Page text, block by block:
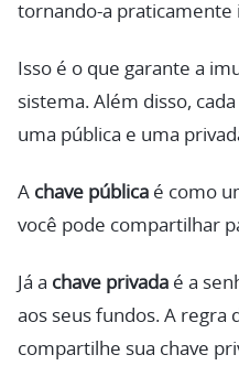
tornando-a praticamente
Isso é o que garante a
sistema. Além disso,
uma pública e uma
A chave pública é como
você pode compartilhar
Já a chave privada é a
aos seus fundos. A regra
compartilhe sua chave